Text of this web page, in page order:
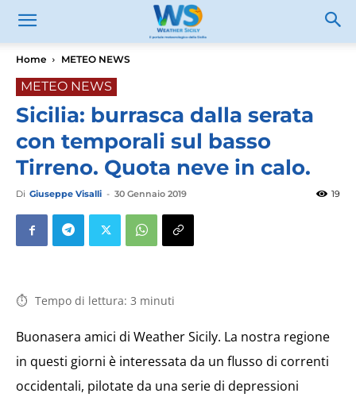
Home METEO NEWS
METEO NEWS
Sicilia: burrasca dalla serata
con temporali sul basso
Tirreno. Quota neve in calo.
Di Giuseppe Visalli - 30 Gennaio 2019 19
Tempo di lettura: 3 minuti
Buonasera amici di Weather Sicily. La nostra regione
in questi giorni è interessata da un flusso di correnti
occidentali, pilotate da una serie di depressioni